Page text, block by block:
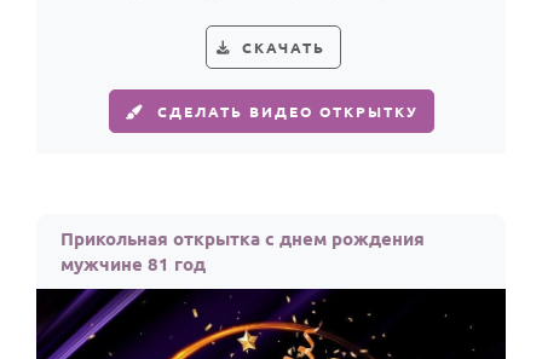
СКАЧАТЬ
СДЕЛАТЬ ВИДЕО ОТКРЫТКУ
Прикольная открытка с днем рождения
мужчине 81 год